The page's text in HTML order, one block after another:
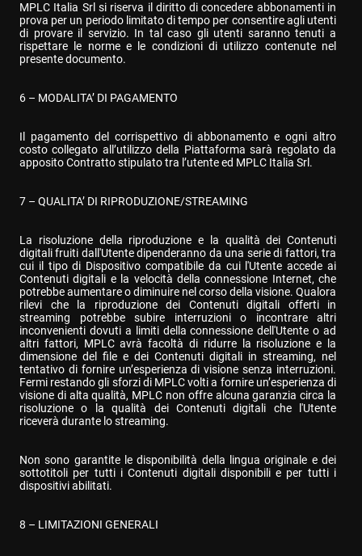
MPLC Italia Srl si riserva il diritto di concedere abbonamenti in
prova per un periodo limitato di tempo per consentire agli utenti
di provare il servizio. In tal caso gli utenti saranno tenuti a
rispettare le norme e le condizioni di utilizzo contenute nel
presente documento.
6 – MODALITA’ DI PAGAMENTO
Il pagamento del corrispettivo di abbonamento e ogni altro
costo collegato all’utilizzo della Piattaforma sarà regolato da
apposito Contratto stipulato tra l’utente ed MPLC Italia Srl.
7 – QUALITA’ DI RIPRODUZIONE/STREAMING
La risoluzione della riproduzione e la qualità dei Contenuti
digitali fruiti dall'Utente dipenderanno da una serie di fattori, tra
cui il tipo di Dispositivo compatibile da cui l'Utente accede ai
Contenuti digitali e la velocità della connessione Internet, che
potrebbe aumentare o diminuire nel corso della visione. Qualora
rilevi che la riproduzione dei Contenuti digitali offerti in
streaming potrebbe subire interruzioni o incontrare altri
inconvenienti dovuti a limiti della connessione dell'Utente o ad
altri fattori, MPLC avrà facoltà di ridurre la risoluzione e la
dimensione del file e dei Contenuti digitali in streaming, nel
tentativo di fornire un’esperienza di visione senza interruzioni.
Fermi restando gli sforzi di MPLC volti a fornire un’esperienza di
visione di alta qualità, MPLC non offre alcuna garanzia circa la
risoluzione o la qualità dei Contenuti digitali che l'Utente
riceverà durante lo streaming.
Non sono garantite le disponibilità della lingua originale e dei
sottotitoli per tutti i Contenuti digitali disponibili e per tutti i
dispositivi abilitati.
8 – LIMITAZIONI GENERALI